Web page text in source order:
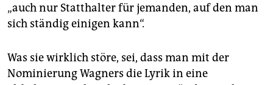
„auch nur Statthalter für jemanden, auf den man
sich ständig einigen kann“.
Was sie wirklich störe, sei, dass man mit der
Nominierung Wagners die Lyrik in eine